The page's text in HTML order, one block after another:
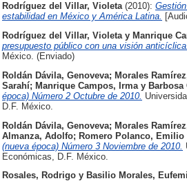
Rodríguez del Villar, Violeta (2010):
estabilidad en México y América Latina.
Rodríguez del Villar, Violetay Manrique
presupuesto público con una visión anticíclica.
México. (Enviado)
Roldán Dávila, Genoveva; Morales
Sarahí; Manrique Campos, Irma y Barbosa
época) Número 2 Octubre de 2010.
D.F. México.
Roldán Dávila, Genoveva; Morales
Almanza, Adolfo; Romero Polanco, Emilio
(nueva época) Número 3 Noviembre de 2010.
Económicas, D.F. México.
Rosales, Rodrigo y Basilio Morales,